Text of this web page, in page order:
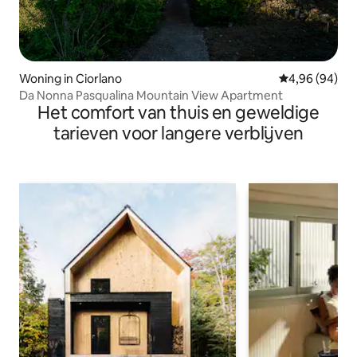
Woning in Ciorlano Gemiddelde
4,96 (94)
Da Nonna Pasqualina Mountain View Apartment
Het comfort van thuis en geweldige
tarieven voor langere verblijven